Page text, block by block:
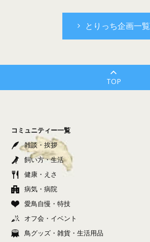
とりっち企画一覧
TOP
コミュニティー一覧
雑談・挨拶
飼い方・生活
健康・えさ
病気・病院
愛鳥自慢・特技
オフ会・イベント
鳥グッズ・雑貨・生活用品